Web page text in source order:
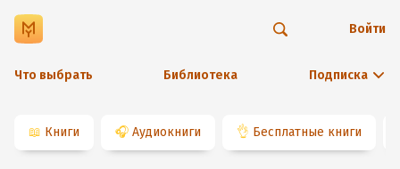
Что выбрать Библиотека Подписка
Войти
📖 Книги 🎧 Аудиокниги 👌 Бесплатные книги